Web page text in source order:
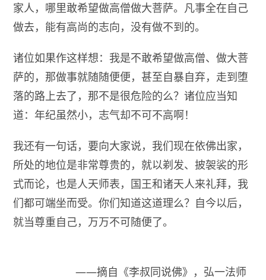
家人，哪里敢希望做高僧做大菩萨。凡事全在自己
做去，能有高尚的志向，没有做不到的。
诸位如果作这样想：我是不敢希望做高僧、做大菩
萨的，那做事就随随便便，甚至自暴自弃，走到堕
落的路上去了，那不是很危险的么？诸位应当知
道：年纪虽然小，志气却不可不高啊！
我还有一句话，要向大家说，我们现在依佛出家，
所处的地位是非常尊贵的，就以剃发、披袈裟的形
式而论，也是人天师表，国王和诸天人来礼拜，我
们都可端坐而受。你们知道这道理么？自今以后，
就当尊重自己，万万不可随便了。
——摘自《李叔同说佛》，弘一法师